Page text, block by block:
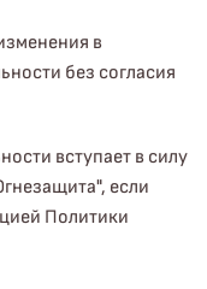
в
без согласия
вступает в силу
если
Политики